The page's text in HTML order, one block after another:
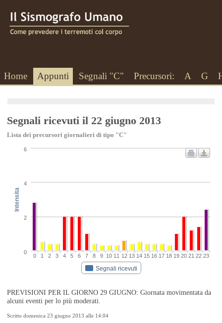
Home Appunti Segnali "C" Precursori: A G
Segnali ricevuti il 22 giugno 2013
Lista dei precursori giornalieri di tipo "C"
Intensita
Segnali ricevuti
0 1 2 3 4 5 6 7 8 9 10 11 12 13 14 15 16 17 18 19 20 21 22 23
0
2
4
6
PREVISIONI PER IL GIORNO 29 GIUGNO: Giornata movimentata da
alcuni eventi per lo più moderati.
Scritto domenica 23 giugno 2013 alle 14:04